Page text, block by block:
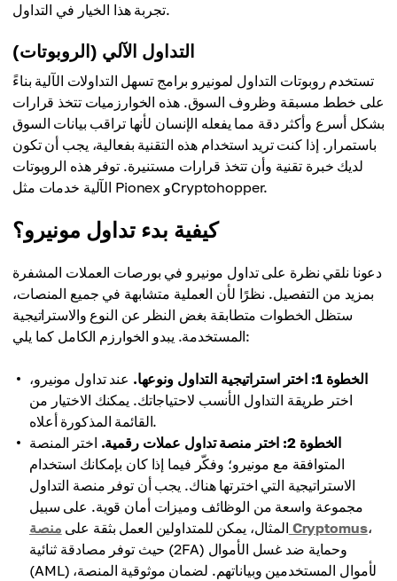
تجربة هذا الخيار في التداول.
التداول الآلي (الروبوتات)
تستخدم روبوتات التداول لمونيرو برامج تسهل التداولات الآلية بناءً
على خطط مسبقة وظروف السوق. هذه الخوارزميات تتخذ قرارات
بشكل أسرع وأكثر دقة مما يفعله الإنسان لأنها تراقب بيانات السوق
باستمرار. إذا كنت تريد استخدام هذه التقنية بفعالية، يجب أن تكون
لديك خبرة تقنية وأن تتخذ قرارات مستنيرة. توفر هذه الروبوتات
الآلية خدمات مثل Pionex وCryptohopper.
كيفية بدء تداول مونيرو؟
دعونا نلقي نظرة على تداول مونيرو في بورصات العملات المشفرة
بمزيد من التفصيل. نظرًا لأن العملية متشابهة في جميع المنصات،
ستظل الخطوات متطابقة بغض النظر عن النوع والاستراتيجية
المستخدمة. يبدو الخوارزم الكامل كما يلي:
الخطوة 1: اختر استراتيجية التداول ونوعها.
عند تداول مونيرو،
اختر طريقة التداول الأنسب لاحتياجاتك. يمكنك الاختيار من
القائمة المذكورة أعلاه.
الخطوة 2: اختر منصة تداول عملات رقمية.
اختر المنصة
المتوافقة مع مونيرو؛ وفكّر فيما إذا كان بإمكانك استخدام
الاستراتيجية التي اخترتها هناك. يجب أن توفر منصة التداول
مجموعة واسعة من الوظائف وميزات أمان قوية. على سبيل
المثال، يمكن للمتداولين العمل بثقة على منصة Cryptomus،
حيث توفر مصادقة ثنائية (2FA) وحماية ضد غسل الأموال
(AML) لأموال المستخدمين وبياناتهم. لضمان موثوقية المنصة،